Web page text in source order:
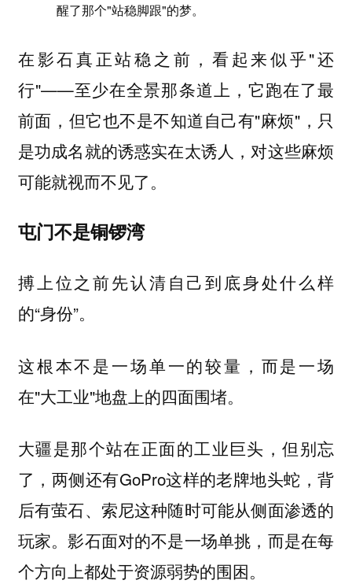
醒了那个"站稳脚跟"的梦。
在影石真正站稳之前，看起来似乎"还
行"——至少在全景那条道上，它跑在了最
前面，但它也不是不知道自己有"麻烦"，只
是功成名就的诱惑实在太诱人，对这些麻烦
可能就视而不见了。
屯门不是铜锣湾
搏上位之前先认清自己到底身处什么样
的“身份”。
这根本不是一场单一的较量，而是一场
在"大工业"地盘上的四面围堵。
大疆是那个站在正面的工业巨头，但别忘
了，两侧还有GoPro这样的老牌地头蛇，背
后有萤石、索尼这种随时可能从侧面渗透的
玩家。影石面对的不是一场单挑，而是在每
个方向上都处于资源弱势的围困。